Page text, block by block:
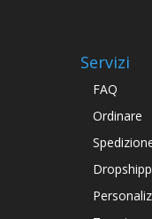
Servizi
FAQ
Ordinare